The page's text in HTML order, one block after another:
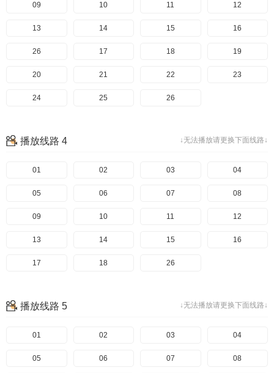
09 10 11 12
13 14 15 16
26 17 18 19
20 21 22 23
24 25 26
↓无法播放请更换下面线路↓
播放线路 4
01 02 03 04
05 06 07 08
09 10 11 12
13 14 15 16
17 18 26
↓无法播放请更换下面线路↓
播放线路 5
01 02 03 04
05 06 07 08